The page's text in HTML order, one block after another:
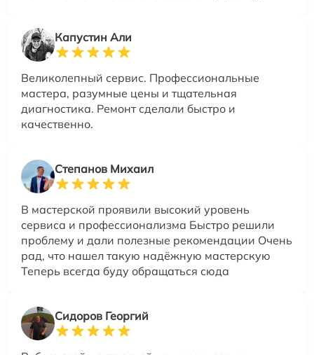
Капустин Али
Великолепный сервис. Профессиональные
мастера, разумные цены и тщательная
диагностика. Ремонт сделали быстро и
качественно.
Степанов Михаил
В мастерской проявили высокий уровень
сервиса и профессионализма Быстро решили
проблему и дали полезные рекомендации Очень
рад, что нашел такую надёжную мастерскую
Теперь всегда буду обращаться сюда
Сидоров Георгий